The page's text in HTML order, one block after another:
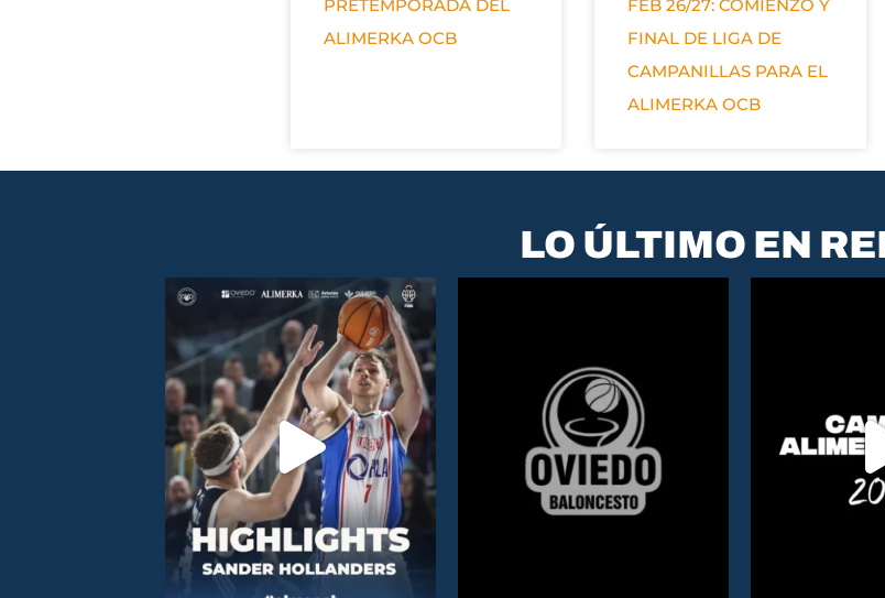
PRETEMPORADA DEL
ALIMERKA OCB
FEB 26/27: COMIENZO Y
FINAL DE LIGA DE
CAMPANILLAS PARA EL
ALIMERKA OCB
LO ÚLTIMO EN